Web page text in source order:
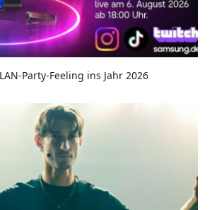
Party-Feeling ins Jahr 2026